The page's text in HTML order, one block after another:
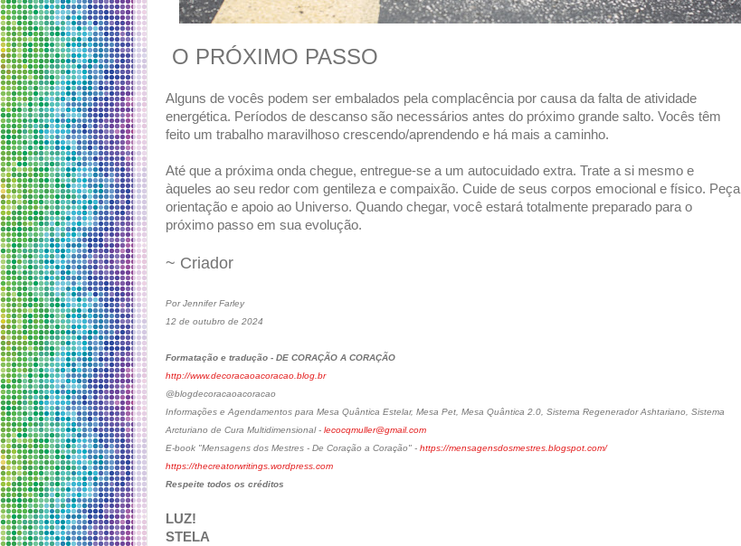
O PRÓXIMO PASSO
Alguns de vocês podem ser embalados pela complacência por causa da falta de atividade
energética. Períodos de descanso são necessários antes do próximo grande salto. Vocês têm
feito um trabalho maravilhoso crescendo/aprendendo e há mais a caminho.
Até que a próxima onda chegue, entregue-se a um autocuidado extra. Trate a si mesmo e
àqueles ao seu redor com gentileza e compaixão. Cuide de seus corpos emocional e físico. Peça
orientação e apoio ao Universo. Quando chegar, você estará totalmente preparado para o
próximo passo em sua evolução.
~ Criador
Por Jennifer Farley
12 de outubro de 2024
Formatação e tradução - DE CORAÇÃO A CORAÇÃO
http://www.decoracaoacoracao.blog.br
@blogdecoracaoacoracao
Informações e Agendamentos para Mesa Quântica Estelar, Mesa Pet, Mesa Quântica 2.0, Sistema Regenerador Ashtariano, Sistema
Arcturiano de Cura Multidimensional - lecocqmuller@gmail.com
E-book "Mensagens dos Mestres - De Coração a Coração" - https://mensagensdosmestres.blogspot.com/
https://thecreatorwritings.wordpress.com
Respeite todos os créditos
LUZ!
STELA